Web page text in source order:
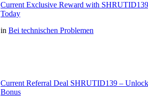
Current Exclusive Reward with
Today
in Bei technischen Problemen
Current Referral Deal SHRUTID139 –
Bonus